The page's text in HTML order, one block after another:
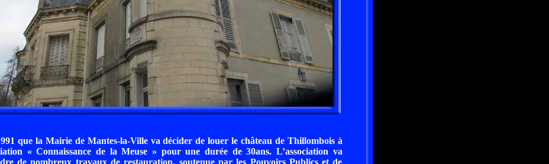
que la Mairie de Mantes-la-Ville va décider de louer le château de Thillombois à
« Connaissance de la Meuse » pour une durée de 30ans. L’association va
de nombreux travaux de restauration, soutenue par les Pouvoirs Publics et de